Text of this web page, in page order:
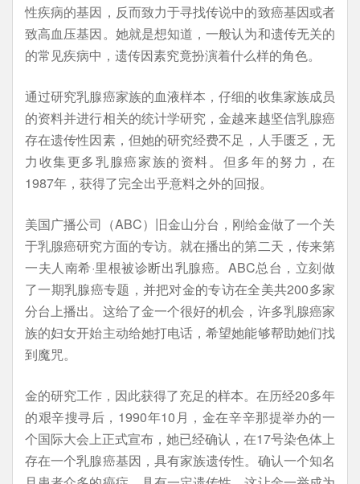
性疾病的基因，反而致力于寻找传说中的致癌基因或者
致高血压基因。她就是想知道，一般认为和遗传无关的
的常见疾病中，遗传因素究竟扮演着什么样的角色。
通过研究乳腺癌家族的血液样本，仔细的收集家族成员
的资料并进行相关的统计学研究，金越来越坚信乳腺癌
存在遗传性因素，但她的研究经费不足，人手匮乏，无
力收集更多乳腺癌家族的资料。但多年的努力，在
1987年，获得了完全出乎意料之外的回报。
美国广播公司（ABC）旧金山分台，刚给金做了一个关
于乳腺癌研究方面的专访。就在播出的第二天，传来第
一夫人南希·里根被诊断出乳腺癌。ABC总台，立刻做
了一期乳腺癌专题，并把对金的专访在全美共200多家
分台上播出。这给了金一个很好的机会，许多乳腺癌家
族的妇女开始主动给她打电话，希望她能够帮助她们找
到魔咒。
金的研究工作，因此获得了充足的样本。在历经20多年
的艰辛搜寻后，1990年10月，金在辛辛那提举办的一
个国际大会上正式宣布，她已经确认，在17号染色体上
存在一个乳腺癌基因，具有家族遗传性。确认一个知名